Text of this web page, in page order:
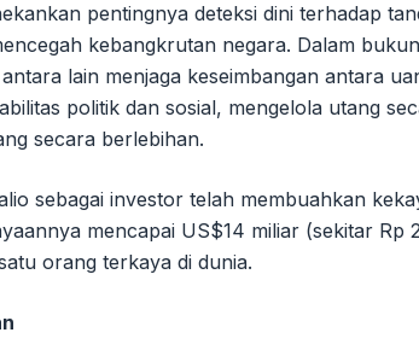
pentingnya deteksi dini terhadap
kebangkrutan negara. Dalam
lain menjaga keseimbangan antara
politik dan sosial, mengelola utang
secara berlebihan.
sebagai investor telah membuahkan
mencapai US$14 miliar (sekitar Rp
orang terkaya di dunia.